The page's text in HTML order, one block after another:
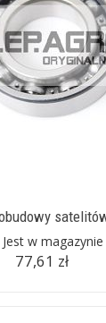
Jest w magazynie
77,61 zł